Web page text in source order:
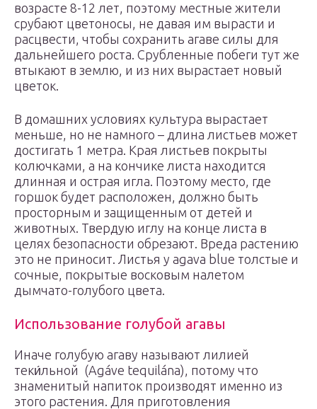
возрасте 8-12 лет, поэтому местные жители
срубают цветоносы, не давая им вырасти и
расцвести, чтобы сохранить агаве силы для
дальнейшего роста. Срубленные побеги тут же
втыкают в землю, и из них вырастает новый
цветок.
В домашних условиях культура вырастает
меньше, но не намного – длина листьев может
достигать 1 метра. Края листьев покрыты
колючками, а на кончике листа находится
длинная и острая игла. Поэтому место, где
горшок будет расположен, должно быть
просторным и защищенным от детей и
животных. Твердую иглу на конце листа в
целях безопасности обрезают. Вреда растению
это не приносит. Листья у agava blue толстые и
сочные, покрытые восковым налетом
дымчато-голубого цвета.
Использование голубой агавы
Иначе голубую агаву называют лилией
теки́льной (Agáve tequilána), потому что
знаменитый напиток производят именно из
этого растения. Для приготовления